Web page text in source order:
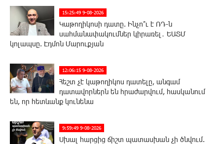
15:25:49 9-08-2026
Կաթողիկոսի դատը. Ինչո՞ւ է ՌԴ-ն
սահմանափակումներ կիրառել․ ԵԱՏՄ
կոլապսը. Էդմոն Մարուքյան
12:06:15 9-08-2026
Հեշտ չէ կաթողիկոս դատելը, անգամ
դատավորներն են հրաժարվում, հասկանում
են, որ հետևանք կունենա
9:59:49 9-08-2026
Սխալ հարցից ճիշտ պատասխան չի ծնվում.